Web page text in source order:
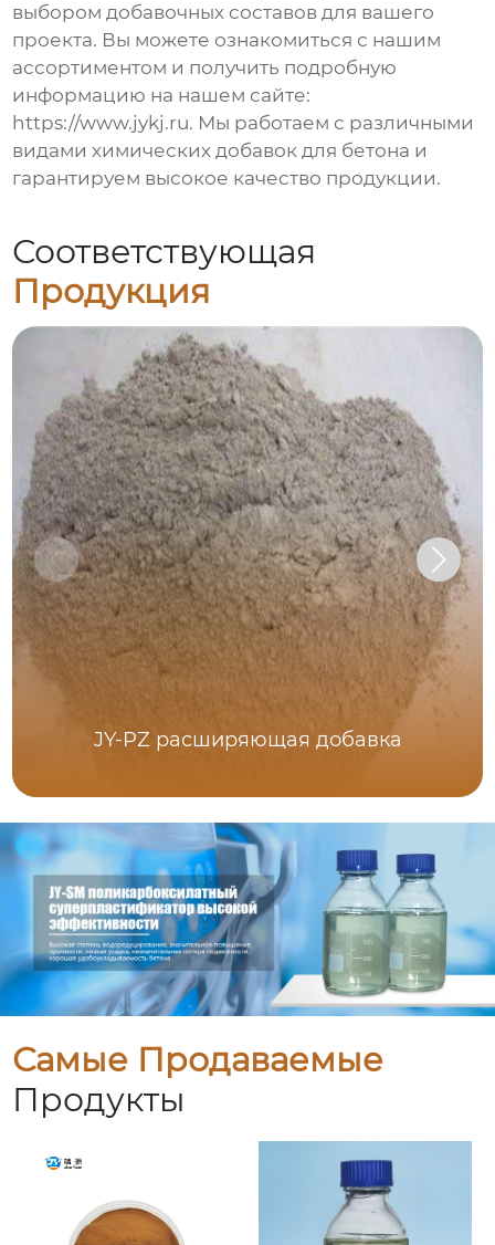
выборомдобавочных составов для вашего
проекта. Вы можете ознакомиться с нашим
ассортиментом и получить подробную
информацию на нашем сайте:
https://www.jykj.ru. Мы работаем с различными
видами химических добавок для бетона и
гарантируем высокое качество продукции.
Соответствующая
Продукция
JY-PZ расширяющая добавка
Самые Продаваемые
Продукты